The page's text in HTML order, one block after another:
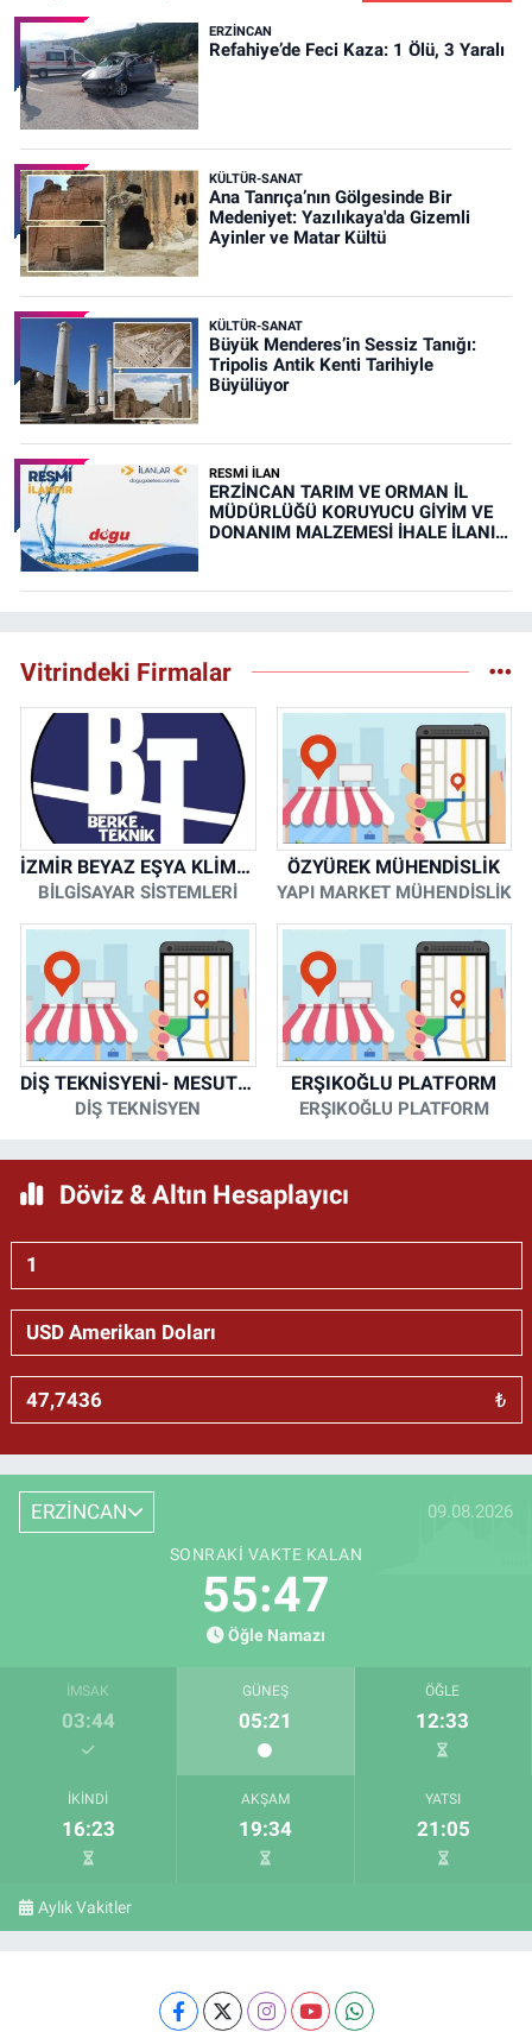
ERZINCAN
Refahiye’de Feci Kaza: 1 Ölü, 3 Yaralı
KÜLTÜR-SANAT
Ana Tanrıça’nın Gölgesinde Bir
Medeniyet: Yazılıkaya'da Gizemli
Ayinler ve Matar Kültü
KÜLTÜR-SANAT
Büyük Menderes’in Sessiz Tanığı:
Tripolis Antik Kenti Tarihiyle
Büyülüyor
RESMİ İLAN
ERZİNCAN TARIM VE ORMAN İL
MÜDÜRLÜĞÜ KORUYUCU GİYİM VE
DONANIM MALZEMESİ İHALE İLANI
Vitrindeki Firmalar
İZMİR BEYAZ EŞYA KLİMA KOMBİ SERVİSİ
BİLGİSAYAR SİSTEMLERİ
ÖZYÜREK MÜHENDİSLİK
YAPI MARKET MÜHENDİSLİK
DİŞ TEKNİSYENİ- MESUT KORKMAZ
DİŞ TEKNİSYEN
ERŞIKOĞLU PLATFORM
ERŞIKOĞLU PLATFORM
Döviz & Altın Hesaplayıcı
₺
ERZİNCAN 09.08.2026
SONRAKI VAKTE KALAN
55:46
Öğle Namazı
İMSAK
03:44
GÜNEŞ
05:21
ÖĞLE
12:33
İKINDI
16:23
AKŞAM
19:34
YATSI
21:05
Aylık Vakitler